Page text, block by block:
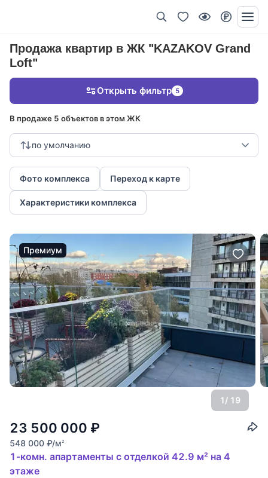
Продажа квартир в ЖК "KAZAKOV Grand
Loft"
В продаже 5 объектов в этом ЖК
по умолчанию
Фото комплекса Переход к карте
Характеристики комплекса
Открыть фильтр 5
Премиум
1/ 19
23 500 000 ₽
548 000 ₽/м2
1-комн. апартаменты с отделкой 42.9 м² на 4
этаже